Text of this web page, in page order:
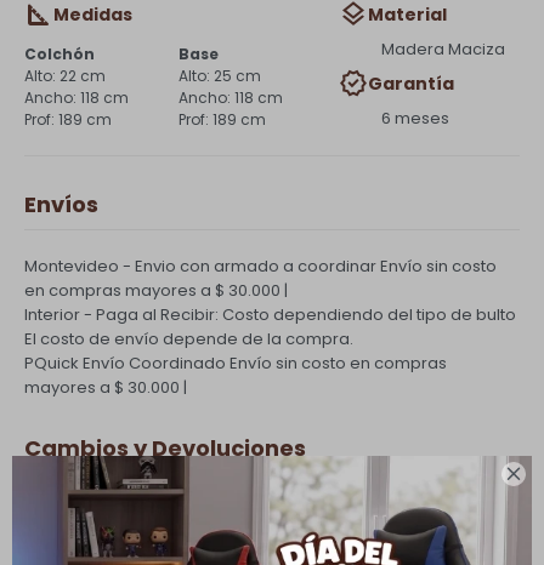

Medidas
Colchón
22 cm
118 cm
189 cm
Base
25 cm
118 cm
189 cm
Material
Madera Maciza
Garantía
6 meses
Envíos
Montevideo - Envio con armado a coordinarEnvío sin costo
en compras mayores a $ 30.000 |
Interior - Paga al Recibir: Costo dependiendo del tipo de bulto
El costo de envío depende de la compra.
PQuick Envío Coordinado Envío sin costo en compras
mayores a $ 30.000 |
Cambios y Devoluciones
Todas las compras realizadas tienen un plazo de 5 días para
su cambio.